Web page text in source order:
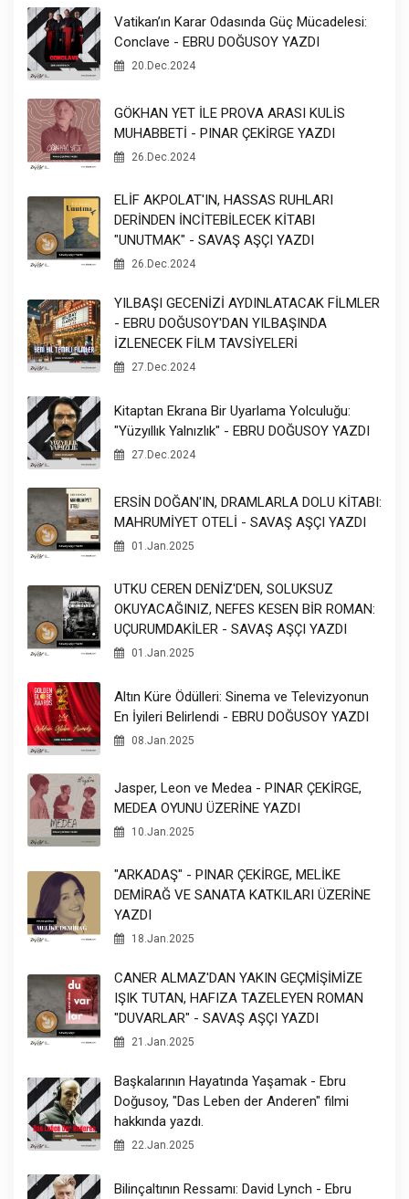
Vatikan’ın Karar Odasında Güç Mücadelesi:
Conclave - EBRU DOĞUSOY YAZDI
20.Dec.2024
GÖKHAN YET İLE PROVA ARASI KULİS
MUHABBETİ - PINAR ÇEKİRGE YAZDI
26.Dec.2024
ELİF AKPOLAT'IN, HASSAS RUHLARI
DERİNDEN İNCİTEBİLECEK KİTABI
"UNUTMAK" - SAVAŞ AŞÇI YAZDI
26.Dec.2024
YILBAŞI GECENİZİ AYDINLATACAK FİLMLER
- EBRU DOĞUSOY'DAN YILBAŞINDA
İZLENECEK FİLM TAVSİYELERİ
27.Dec.2024
Kitaptan Ekrana Bir Uyarlama Yolculuğu:
"Yüzyıllık Yalnızlık" - EBRU DOĞUSOY YAZDI
27.Dec.2024
ERSİN DOĞAN'IN, DRAMLARLA DOLU KİTABI:
MAHRUMİYET OTELİ - SAVAŞ AŞÇI YAZDI
01.Jan.2025
UTKU CEREN DENİZ'DEN, SOLUKSUZ
OKUYACAĞINIZ, NEFES KESEN BİR ROMAN:
UÇURUMDAKİLER - SAVAŞ AŞÇI YAZDI
01.Jan.2025
Altın Küre Ödülleri: Sinema ve Televizyonun
En İyileri Belirlendi - EBRU DOĞUSOY YAZDI
08.Jan.2025
Jasper, Leon ve Medea - PINAR ÇEKİRGE,
MEDEA OYUNU ÜZERİNE YAZDI
10.Jan.2025
"ARKADAŞ" - PINAR ÇEKİRGE, MELİKE
DEMİRAĞ VE SANATA KATKILARI ÜZERİNE
YAZDI
18.Jan.2025
CANER ALMAZ'DAN YAKIN GEÇMİŞİMİZE
IŞIK TUTAN, HAFIZA TAZELEYEN ROMAN
"DUVARLAR" - SAVAŞ AŞÇI YAZDI
21.Jan.2025
Başkalarının Hayatında Yaşamak - Ebru
Doğusoy, "Das Leben der Anderen" filmi
hakkında yazdı.
22.Jan.2025
Bilinçaltının Ressamı: David Lynch - Ebru